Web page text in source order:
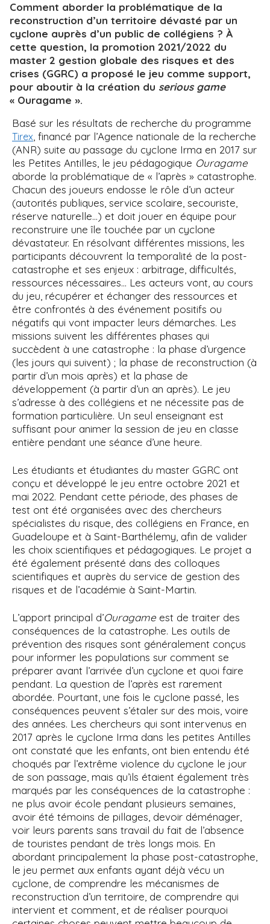
Comment aborder la problématique de la
reconstruction d’un territoire dévasté par un
cyclone auprès d’un public de collégiens ? À
cette question, la promotion 2021/2022 du
master 2 gestion globale des risques et des
crises (GGRC) a proposé le jeu comme support,
pour aboutir à la création du serious game
« Ouragame ».
Basé sur les résultats de recherche du programme
Tirex , financé par l’Agence nationale de la recherche
(ANR) suite au passage du cyclone Irma en 2017 sur
les Petites Antilles, le jeu pédagogique Ouragame
aborde la problématique de « l’après » catastrophe.
Chacun des joueurs endosse le rôle d’un acteur
(autorités publiques, service scolaire, secouriste,
réserve naturelle…) et doit jouer en équipe pour
reconstruire une île touchée par un cyclone
dévastateur. En résolvant différentes missions, les
participants découvrent la temporalité de la post-
catastrophe et ses enjeux : arbitrage, difficultés,
ressources nécessaires... Les acteurs vont, au cours
du jeu, récupérer et échanger des ressources et
être confrontés à des événement positifs ou
négatifs qui vont impacter leurs démarches. Les
missions suivent les différentes phases qui
succèdent à une catastrophe : la phase d’urgence
(les jours qui suivent) ; la phase de reconstruction (à
partir d’un mois après) et la phase de
développement (à partir d’un an après). Le jeu
s’adresse à des collégiens et ne nécessite pas de
formation particulière. Un seul enseignant est
suffisant pour animer la session de jeu en classe
entière pendant une séance d’une heure.
Les étudiants et étudiantes du master GGRC ont
conçu et développé le jeu entre octobre 2021 et
mai 2022. Pendant cette période, des phases de
test ont été organisées avec des chercheurs
spécialistes du risque, des collégiens en France, en
Guadeloupe et à Saint-Barthélemy, afin de valider
les choix scientifiques et pédagogiques. Le projet a
été également présenté dans des colloques
scientifiques et auprès du service de gestion des
risques et de l’académie à Saint-Martin.
L’apport principal d’Ouragame est de traiter des
conséquences de la catastrophe. Les outils de
prévention des risques sont généralement conçus
pour informer les populations sur comment se
préparer avant l’arrivée d’un cyclone et quoi faire
pendant. La question de l’après est rarement
abordée. Pourtant, une fois le cyclone passé, les
conséquences peuvent s’étaler sur des mois, voire
des années. Les chercheurs qui sont intervenus en
2017 après le cyclone Irma dans les petites Antilles
ont constaté que les enfants, ont bien entendu été
choqués par l’extrême violence du cyclone le jour
de son passage, mais qu’ils étaient également très
marqués par les conséquences de la catastrophe :
ne plus avoir école pendant plusieurs semaines,
avoir été témoins de pillages, devoir déménager,
voir leurs parents sans travail du fait de l’absence
de touristes pendant de très longs mois. En
abordant principalement la phase post-catastrophe,
le jeu permet aux enfants ayant déjà vécu un
cyclone, de comprendre les mécanismes de
reconstruction d’un territoire, de comprendre qui
intervient et comment, et de réaliser pourquoi